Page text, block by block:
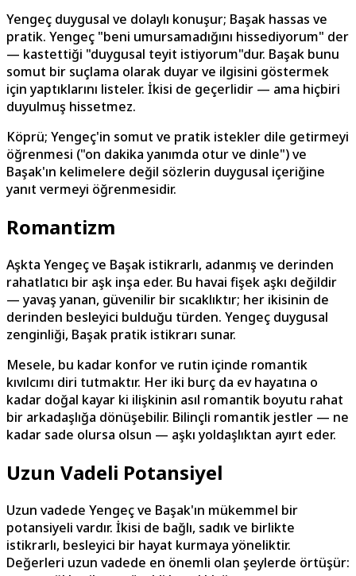
Yengeç duygusal ve dolaylı konuşur; Başak hassas ve
pratik. Yengeç "beni umursamadığını hissediyorum" der
— kastettiği "duygusal teyit istiyorum"dur. Başak bunu
somut bir suçlama olarak duyar ve ilgisini göstermek
için yaptıklarını listeler. İkisi de geçerlidir — ama hiçbiri
duyulmuş hissetmez.
Köprü; Yengeç'in somut ve pratik istekler dile getirmeyi
öğrenmesi ("on dakika yanımda otur ve dinle") ve
Başak'ın kelimelere değil sözlerin duygusal içeriğine
yanıt vermeyi öğrenmesidir.
Romantizm
Aşkta Yengeç ve Başak istikrarlı, adanmış ve derinden
rahatlatıcı bir aşk inşa eder. Bu havai fişek aşkı değildir
— yavaş yanan, güvenilir bir sıcaklıktır; her ikisinin de
derinden besleyici bulduğu türden. Yengeç duygusal
zenginliği, Başak pratik istikrarı sunar.
Mesele, bu kadar konfor ve rutin içinde romantik
kıvılcımı diri tutmaktır. Her iki burç da ev hayatına o
kadar doğal kayar ki ilişkinin asıl romantik boyutu rahat
bir arkadaşlığa dönüşebilir. Bilinçli romantik jestler — ne
kadar sade olursa olsun — aşkı yoldaşlıktan ayırt eder.
Uzun Vadeli Potansiyel
Uzun vadede Yengeç ve Başak'ın mükemmel bir
potansiyeli vardır. İkisi de bağlı, sadık ve birlikte
istikrarlı, besleyici bir hayat kurmaya yöneliktir.
Değerleri uzun vadede en önemli olan şeylerde örtüşür: